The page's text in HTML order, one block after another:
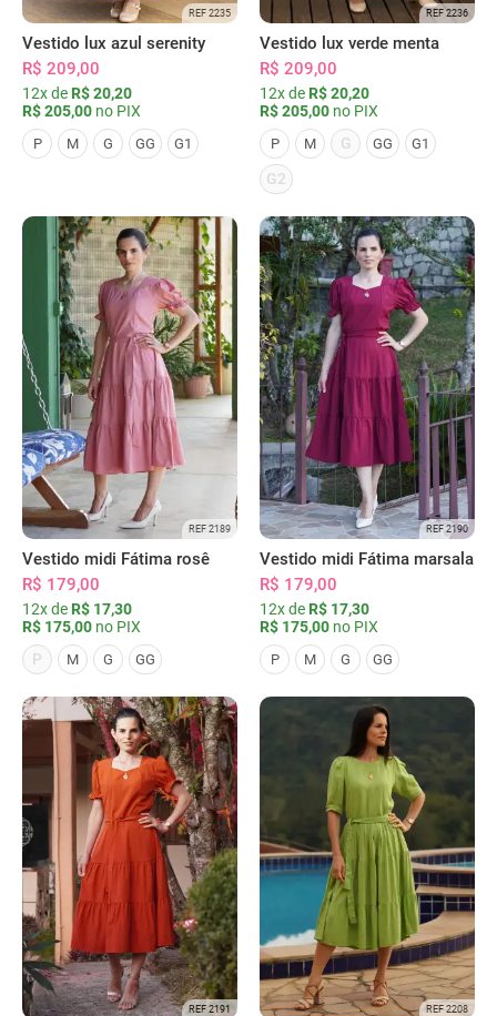
REF 2235
Vestido lux azul serenity
R$ 209,00
12x de R$ 20,20
R$ 205,00 no PIX
P M G GG G1
REF 2236
Vestido lux verde menta
R$ 209,00
12x de R$ 20,20
R$ 205,00 no PIX
P M G GG G1
G2
REF 2189
Vestido midi Fátima rosê
R$ 179,00
12x de R$ 17,30
R$ 175,00 no PIX
P
M G GG
REF 2190
Vestido midi Fátima marsala
R$ 179,00
12x de R$ 17,30
R$ 175,00 no PIX
P M G GG
REF 2191 REF 2208